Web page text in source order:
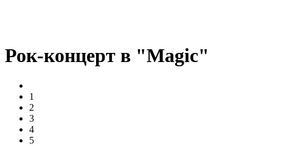
Рок-концерт в "Magic"
1
2
3
4
5